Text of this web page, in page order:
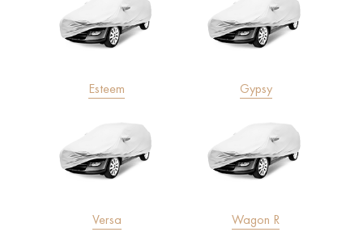
Esteem Gypsy
Versa Wagon R